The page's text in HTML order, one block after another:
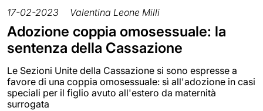
17-02-2023 Valentina Leone Milli
Adozione coppia omosessuale: la
sentenza della Cassazione
Le Sezioni Unite della Cassazione si sono espresse a
favore di una coppia omosessuale: sì all'adozione in casi
speciali per il figlio avuto all'estero da maternità
surrogata